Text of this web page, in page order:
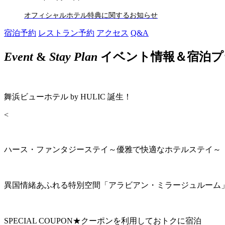
オフィシャルホテル特典に関するお知らせ
宿泊予約 レストラン予約 アクセス Q&A
Event& Stay Plan イベント情報＆宿泊
舞浜ビューホテル by HULIC 誕生！
<
ハース・ファンタジーステイ～優雅で快適なホテルステイ～
異国情緒あふれる特別空間「アラビアン・ミラージュルーム
SPECIAL COUPON★クーポンを利用しておトクに宿泊